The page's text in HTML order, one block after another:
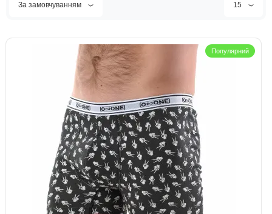
За замовчуванням 15
Популярний